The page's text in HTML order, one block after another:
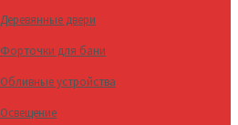
Деревянные двери
Форточки для бани
Обливные устройства
Освещение